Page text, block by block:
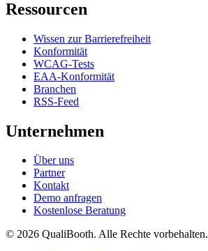
Ressourcen
Wissen zur Barrierefreiheit
Konformität
WCAG-Tests
EAA-Konformität
Branchen
RSS-Feed
Unternehmen
Über uns
Partner
Kontakt
Demo anfragen
Kostenlose Beratung
© 2026 QualiBooth. Alle Rechte vorbehalten.